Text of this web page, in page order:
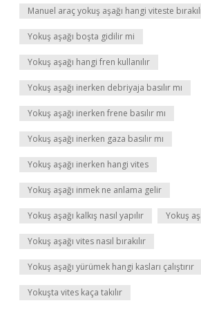
Manuel araç yokuş aşağı hangi viteste
Yokuş aşağı boşta gidilir mi
Yokuş aşağı hangi fren kullanılır
Yokuş aşağı inerken debriyaja basılır mı
Yokuş aşağı inerken frene basılır mı
Yokuş aşağı inerken gaza basılır mı
Yokuş aşağı inerken hangi vites
Yokuş aşağı inmek ne anlama gelir
Yokuş aşağı kalkış nasıl yapılır Yokuş
Yokuş aşağı vites nasıl bırakılır
Yokuş aşağı yürümek hangi kasları çalıştırır
Yokuşta vites kaça takılır